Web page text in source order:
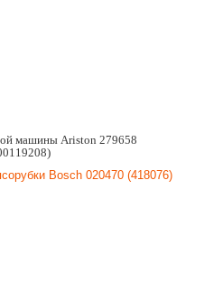
машины Ariston 279658